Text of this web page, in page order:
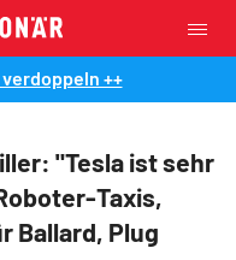
++
"Tesla ist sehr
Taxis,
Ballard, Plug